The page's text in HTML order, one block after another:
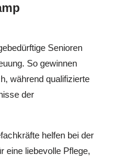
Senioren
So gewinnen
während qualifizierte
der
helfen bei der
eine liebevolle Pflege,